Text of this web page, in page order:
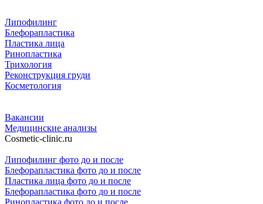
Липофилинг
Блефорапластика
Пластика лица
Ринопластика
Трихология
Реконструкция груди
Косметология
Вакансии
Медицинские анализы
Cosmetic-clinic.ru
Липофилинг фото до и после
Блефорапластика фото до и после
Пластика лица фото до и после
Блефорапластика фото до и после
Ринопластика фото до и после